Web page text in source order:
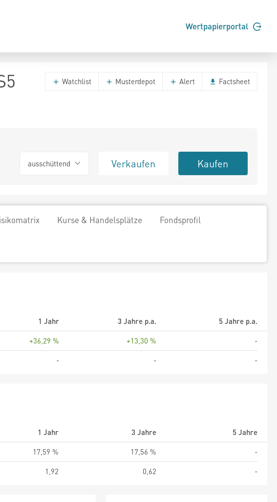
Wertpapierportal
Watchlist Musterdepot Alert Factsheet
ausschüttend Verkaufen Kaufen
Kurse & Handelsplätze Fondsprofil
1 Jahr 3 Jahre p.a.
5 Jahre p.a.
+36,29 % +13,30 %
-
- - -
1 Jahr 3 Jahre
5 Jahre
17,59 % 17,56 %
-
1,92 0,62 -